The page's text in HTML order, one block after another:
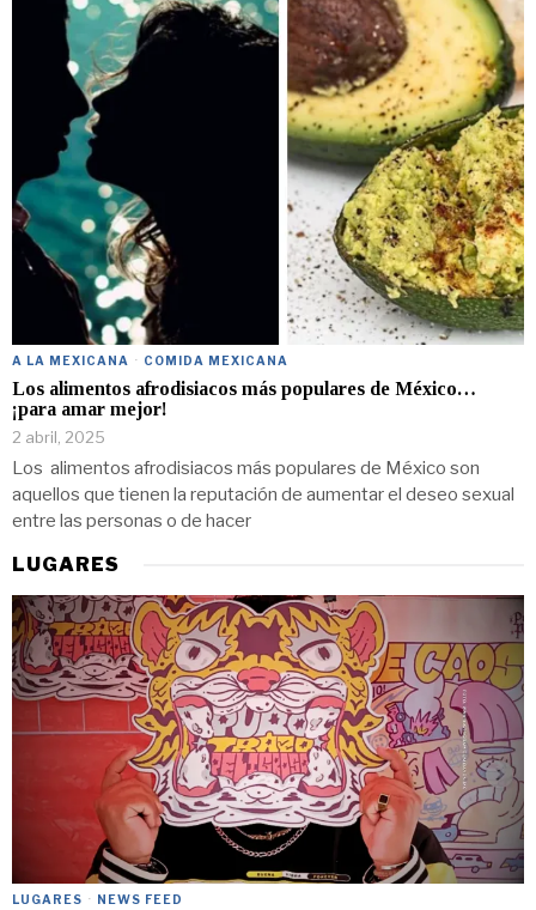
A LA MEXICANA · COMIDA MEXICANA
Los alimentos afrodisiacos más populares de México…
¡para amar mejor!
2 abril, 2025
Los alimentos afrodisiacos más populares de México son
aquellos que tienen la reputación de aumentar el deseo sexual
entre las personas o de hacer
LUGARES
LUGARES · NEWS FEED